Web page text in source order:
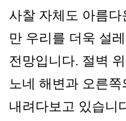
사찰 자체도 아름
만 우리를 더욱 설
전망입니다. 절벽
노네 해변과 오른
내려다보고 있습니